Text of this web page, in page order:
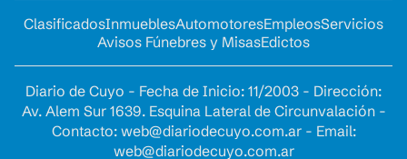
ClasificadosInmueblesAutomotoresEmpleosServicios
Avisos Fúnebres y MisasEdictos
Diario de Cuyo - Fecha de Inicio: 11/2003 - Dirección:
Av. Alem Sur 1639. Esquina Lateral de Circunvalación -
Contacto: web@diariodecuyo.com.ar- Email:
web@diariodecuyo.com.ar